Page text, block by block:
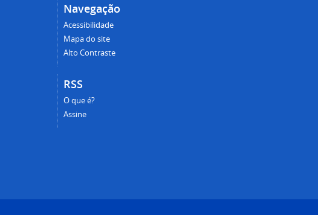
Navegação
Acessibilidade
Mapa do site
Alto Contraste
RSS
O que é?
Assine